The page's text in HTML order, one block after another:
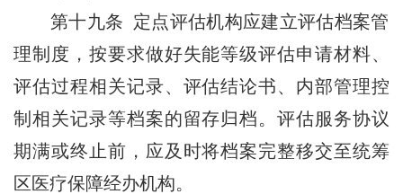
第十九条 定点评估机构应建立评估档案管
理制度，按要求做好失能等级评估申请材料、
评估过程相关记录、评估结论书、内部管理控
制相关记录等档案的留存归档。评估服务协议
期满或终止前，应及时将档案完整移交至统筹
区医疗保障经办机构。